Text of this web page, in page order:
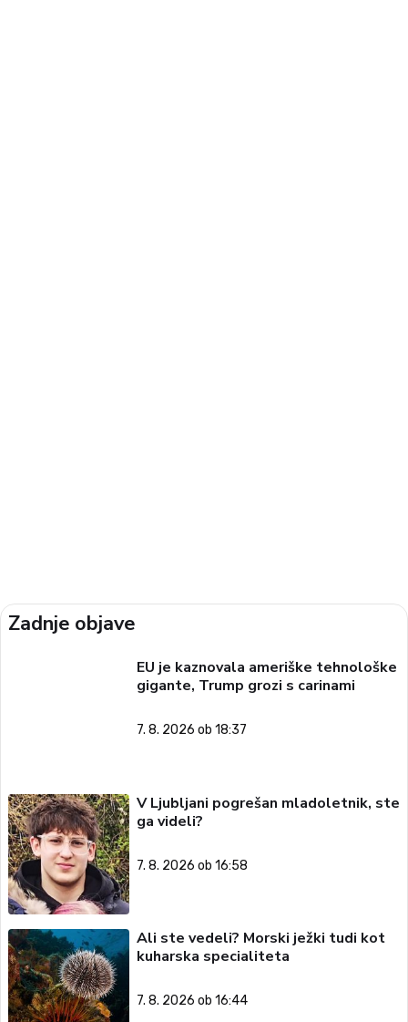
Zadnje objave
EU je kaznovala ameriške tehnološke
gigante, Trump grozi s carinami
7. 8. 2026 ob 18:37
V Ljubljani pogrešan mladoletnik, ste
ga videli?
7. 8. 2026 ob 16:58
Ali ste vedeli? Morski ježki tudi kot
kuharska specialiteta
7. 8. 2026 ob 16:44